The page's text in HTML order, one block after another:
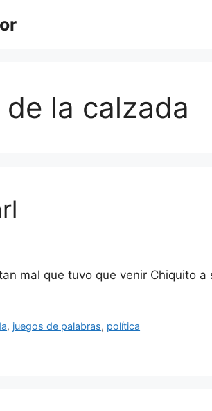
la calzada
mal que tuvo que venir Chiquito a
, juegos de palabras, política